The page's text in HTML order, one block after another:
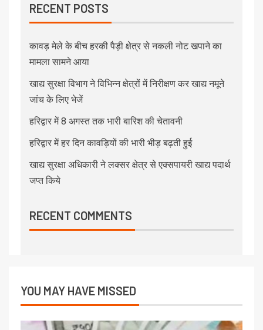
RECENT POSTS
कावड़ मेले के बीच हरकी पैड़ी क्षेत्र से नकली नोट खपाने का
मामला सामने आया
खाद्य सुरक्षा विभाग ने विभिन्न क्षेत्रों में निरीक्षण कर खाद्य नमूने
जांच के लिए भेजें
हरिद्वार में 8 अगस्त तक भारी बारिश की चेतावनी
हरिद्वार में हर दिन कावड़ियों की भारी भीड़ बढ़ती हुई
खाद्य सुरक्षा अधिकारी ने लक्सर क्षेत्र से एक्सपायरी खाद्य पदार्थ
जप्त किये
RECENT COMMENTS
YOU MAY HAVE MISSED